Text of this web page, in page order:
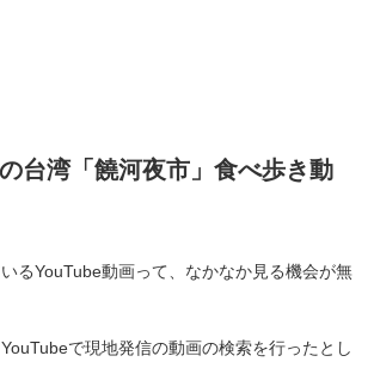
台湾「 饒河夜市」食べ歩き動
るYouTube動画って、なかなか見る機会が無
で現地発信の動画の検索を行ったとし